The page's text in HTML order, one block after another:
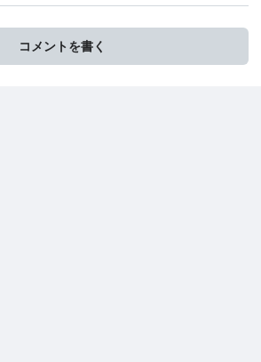
コメントを書く